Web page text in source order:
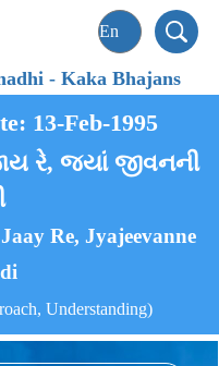
-Kaka Bhajans
13-Feb-1995
રે, જ્યાં જીવનની
Re, Jyajeevanne
Understanding)